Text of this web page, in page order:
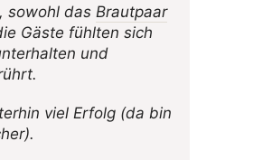
sowohl das Braut­paar
Gäste fühlten sich
und
viel Erfolg (da bin